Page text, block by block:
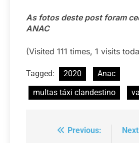
As fotos deste post foram
ANAC
(Visited 111 times, 1 visits
Tagged: 2020
Anac
multas táxi clandestino
Navegação
Previous: